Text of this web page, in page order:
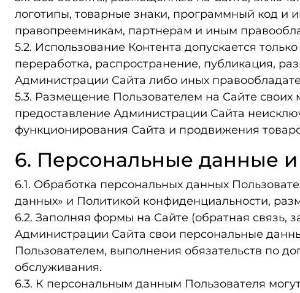
логотипы, товарные знаки, программный код и
правопреемникам, партнерам и иным
5.2. Использование Контента допускается
переработка, распространение, публикация,
Администрации Сайта либо иных
5.3. Размещение Пользователем на Сайте
предоставление Администрации Сайта
функционирования Сайта и продвижения
6. Персональные данные
6.1. Обработка персональных данных
данных» и Политикой конфиденциальности,
6.2. Заполняя формы на Сайте (обратная связь,
Администрации Сайта свои персональные
Пользователем, выполнения обязательств по
обслуживания.
6.3. К персональным данным Пользователя